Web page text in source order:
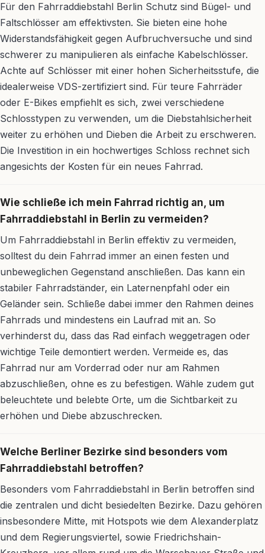
Für den Fahrraddiebstahl Berlin Schutz sind Bügel- und
Faltschlösser am effektivsten. Sie bieten eine hohe
Widerstandsfähigkeit gegen Aufbruchversuche und sind
schwerer zu manipulieren als einfache Kabelschlösser.
Achte auf Schlösser mit einer hohen Sicherheitsstufe, die
idealerweise VDS-zertifiziert sind. Für teure Fahrräder
oder E-Bikes empfiehlt es sich, zwei verschiedene
Schlosstypen zu verwenden, um die Diebstahlsicherheit
weiter zu erhöhen und Dieben die Arbeit zu erschweren.
Die Investition in ein hochwertiges Schloss rechnet sich
angesichts der Kosten für ein neues Fahrrad.
Wie schließe ich mein Fahrrad richtig an, um
Fahrraddiebstahl in Berlin zu vermeiden?
Um Fahrraddiebstahl in Berlin effektiv zu vermeiden,
solltest du dein Fahrrad immer an einen festen und
unbeweglichen Gegenstand anschließen. Das kann ein
stabiler Fahrradständer, ein Laternenpfahl oder ein
Geländer sein. Schließe dabei immer den Rahmen deines
Fahrrads und mindestens ein Laufrad mit an. So
verhinderst du, dass das Rad einfach weggetragen oder
wichtige Teile demontiert werden. Vermeide es, das
Fahrrad nur am Vorderrad oder nur am Rahmen
abzuschließen, ohne es zu befestigen. Wähle zudem gut
beleuchtete und belebte Orte, um die Sichtbarkeit zu
erhöhen und Diebe abzuschrecken.
Welche Berliner Bezirke sind besonders vom
Fahrraddiebstahl betroffen?
Besonders vom Fahrraddiebstahl in Berlin betroffen sind
die zentralen und dicht besiedelten Bezirke. Dazu gehören
insbesondere Mitte, mit Hotspots wie dem Alexanderplatz
und dem Regierungsviertel, sowie Friedrichshain-